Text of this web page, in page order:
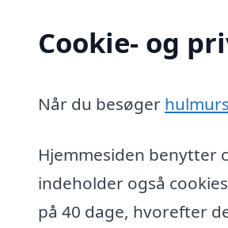
Cookie- og
Når du besøger
Hjemmesiden benytter
indeholder også
på 40 dage, hvorefter